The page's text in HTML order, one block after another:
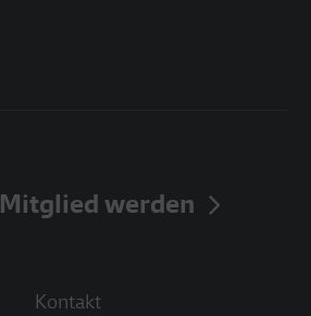
Kontakt
Mitglied werden